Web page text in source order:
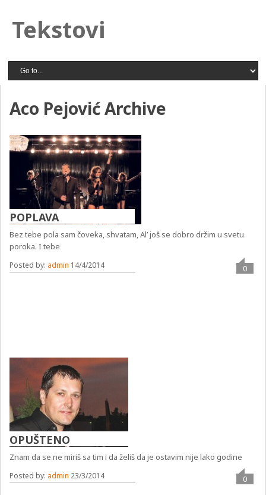
Tekstovi
Aco Pejović Archive
POPLAVA
Bez tebe pola sam čoveka, shvatam, Al’ još se dobro držim u svetu
poroka. I tebe
Posted by: admin 14/4/2014 0
OPUŠTENO
Znam da se ne miriš sa tim i da želiš da je ostavim nije lako godine
Posted by: admin 23/3/2014 0